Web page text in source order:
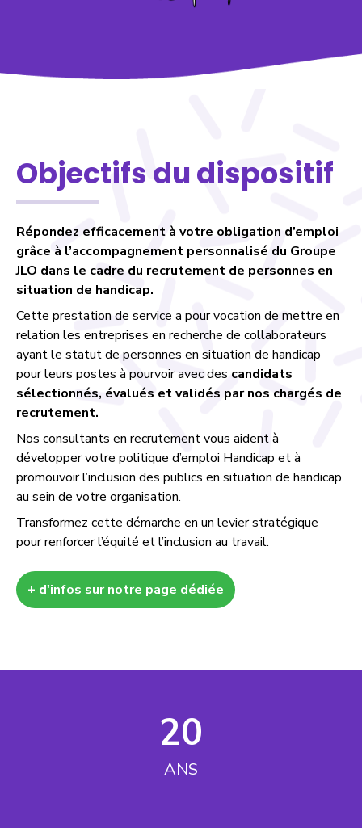
Objectifs du dispositif
Répondez efficacement à votre obligation d’emploi
grâce à l’accompagnement personnalisé du Groupe
JLO dans le cadre du recrutement de personnes en
situation de handicap.
Cette prestation de service a pour vocation de mettre en
relation les entreprises en recherche de collaborateurs
ayant le statut de personnes en situation de handicap
pour leurs postes à pourvoir avec des candidats
sélectionnés, évalués et validés par nos chargés de
recrutement.
Nos consultants en recrutement vous aident à
développer votre politique d’emploi Handicap et à
promouvoir l’inclusion des publics en situation de handicap
au sein de votre organisation.
Transformez cette démarche en un levier stratégique
pour renforcer l’équité et l’inclusion au travail.
+ d'infos sur notre page dédiée
20
ANS